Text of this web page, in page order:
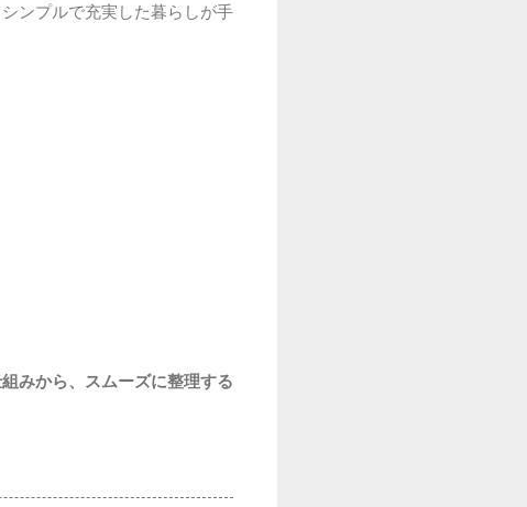
ンプルで充実した暮らしが手
みから、スムーズに整理する